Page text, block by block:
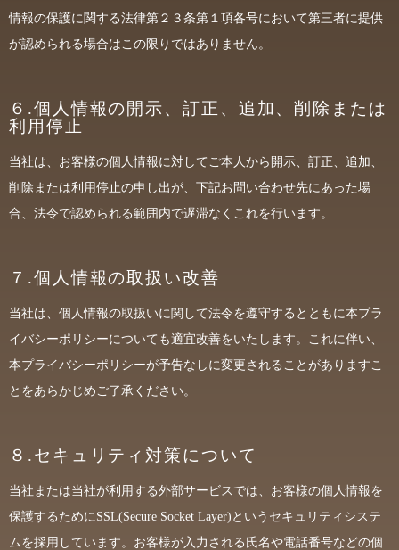
情報の保護に関する法律第２３条第１項各号において第三者に提供
が認められる場合はこの限りではありません。
６.個人情報の開示、訂正、追加、削除または
利用停止
当社は、お客様の個人情報に対してご本人から開示、訂正、追加、
削除または利用停止の申し出が、下記お問い合わせ先にあった場
合、法令で認められる範囲内で遅滞なくこれを行います。
７.個人情報の取扱い改善
当社は、個人情報の取扱いに関して法令を遵守するとともに本プラ
イバシーポリシーについても適宜改善をいたします。これに伴い、
本プライバシーポリシーが予告なしに変更されることがありますこ
とをあらかじめご了承ください。
８.セキュリティ対策について
当社または当社が利用する外部サービスでは、お客様の個人情報を
保護するためにSSL(Secure Socket Layer)というセキュリティシステ
ムを採用しています。お客様が入力される氏名や電話番号などの個